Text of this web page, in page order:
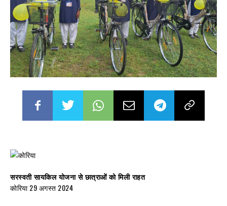
सरस्वती सायकिल योजना से छात्राओं को मिली राहत
कोरिया 29 अगस्त 2024